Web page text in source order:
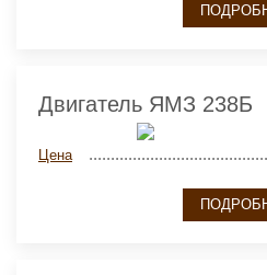
Двигатель ЯМЗ 238Б
Цена